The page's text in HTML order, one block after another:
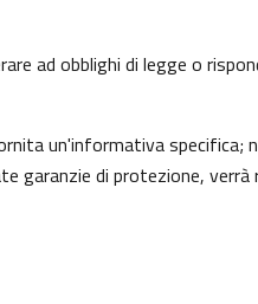
ad obblighi di legge o
un'informativa specifica;
garanzie di protezione,